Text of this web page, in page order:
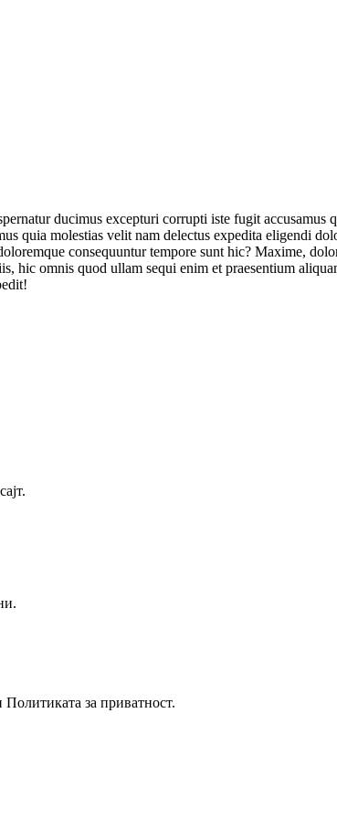
ducimus excepturi corrupti iste fugit accusamus
quia molestias velit nam delectus expedita eligendi
consequuntur tempore sunt hic? Maxime,
hic omnis quod ullam sequi enim et praesentium
Политиката за приватност.